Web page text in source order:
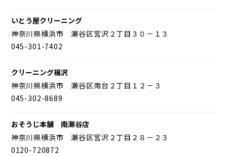
いとう屋クリーニング
神奈川県横浜市 瀬谷区宮沢２丁目３０－１３
045-301-7402
クリーニング福沢
神奈川県横浜市 瀬谷区南台２丁目１２－３
045-302-8689
おそうじ本舗 南瀬谷店
神奈川県横浜市 瀬谷区宮沢２丁目２８－２３
0120-720872